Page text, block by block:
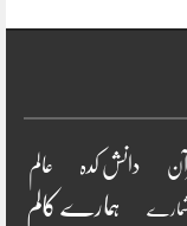
دانش کدہ عالم
شمارے ہمارے کالم